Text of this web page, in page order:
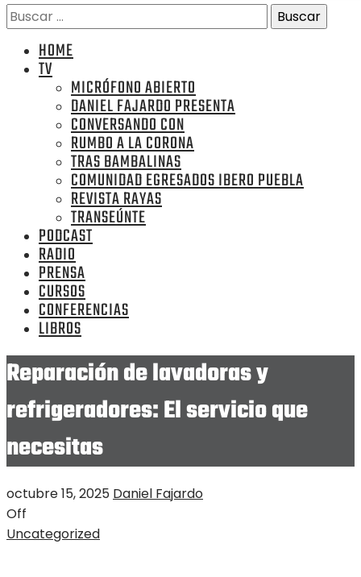
HOME
TV
MICRÓFONO ABIERTO
DANIEL FAJARDO PRESENTA
CONVERSANDO CON
RUMBO A LA CORONA
TRAS BAMBALINAS
COMUNIDAD EGRESADOS IBERO PUEBLA
REVISTA RAYAS
TRANSEÚNTE
PODCAST
RADIO
PRENSA
CURSOS
CONFERENCIAS
LIBROS
Reparación de lavadoras y
refrigeradores: El servicio que
necesitas
octubre 15, 2025 Daniel Fajardo
Off
Uncategorized